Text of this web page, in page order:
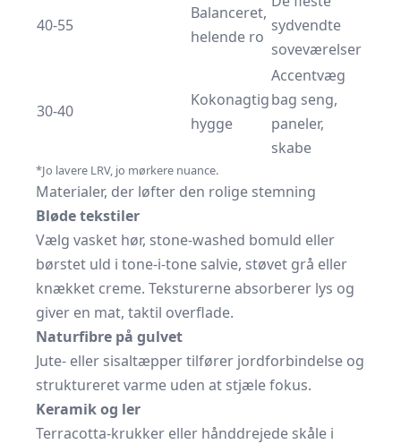
40-55
Balanceret,
helende ro
sydvendte
soveværelser
30-40
Kokonagtig
hygge
Accentvæg
bag seng,
paneler,
skabe
*Jo lavere LRV, jo mørkere nuance.
Materialer, der løfter den rolige stemning
Bløde tekstiler
Vælg vasket hør, stone-washed bomuld eller
børstet uld i tone-i-tone salvie, støvet grå eller
knækket creme. Teksturerne absorberer lys og
giver en mat, taktil overflade.
Naturfibre på gulvet
Jute- eller sisaltæpper tilfører jordforbindelse og
struktureret varme uden at stjæle fokus.
Keramik og ler
Terracotta-krukker eller hånddrejede skåle i